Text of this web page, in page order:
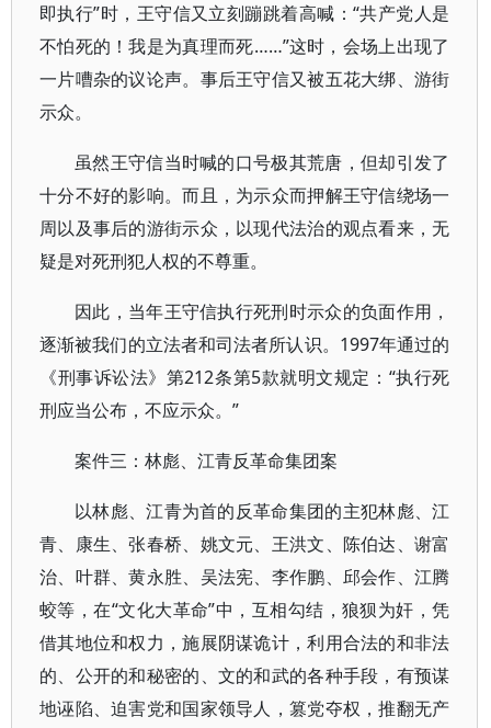
即执行”时，王守信又立刻蹦跳着高喊：“共产党人是
不怕死的！我是为真理而死……”这时，会场上出现了
一片嘈杂的议论声。事后王守信又被五花大绑、游街
示众。
虽然王守信当时喊的口号极其荒唐，但却引发了
十分不好的影响。而且，为示众而押解王守信绕场一
周以及事后的游街示众，以现代法治的观点看来，无
疑是对死刑犯人权的不尊重。
因此，当年王守信执行死刑时示众的负面作用，
逐渐被我们的立法者和司法者所认识。1997年通过的
《刑事诉讼法》第212条第5款就明文规定：“执行死
刑应当公布，不应示众。”
案件三：林彪、江青反革命集团案
以林彪、江青为首的反革命集团的主犯林彪、江
青、康生、张春桥、姚文元、王洪文、陈伯达、谢富
治、叶群、黄永胜、吴法宪、李作鹏、邱会作、江腾
蛟等，在“文化大革命”中，互相勾结，狼狈为奸，凭
借其地位和权力，施展阴谋诡计，利用合法的和非法
的、公开的和秘密的、文的和武的各种手段，有预谋
地诬陷、迫害党和国家领导人，篡党夺权，推翻无产